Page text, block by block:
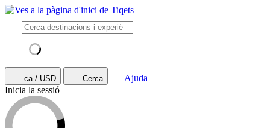
ca / USD Cerca
Ajuda
Inicia la sessió